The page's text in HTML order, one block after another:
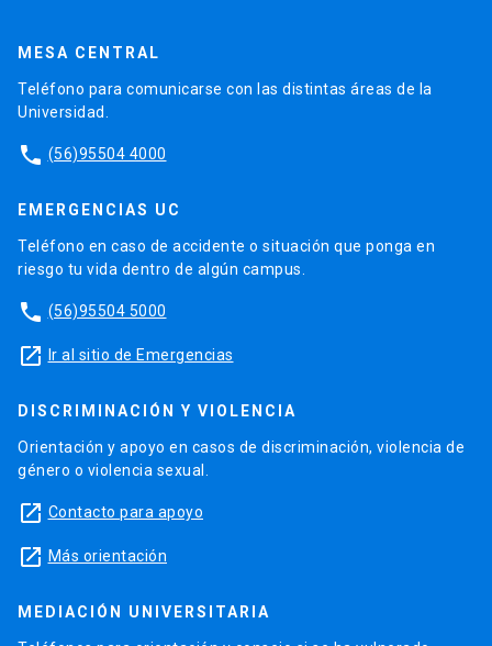
MESA CENTRAL
Teléfono para comunicarse con las distintas áreas de la
Universidad.
phone (56)95504 4000
EMERGENCIAS UC
Teléfono en caso de accidente o situación que ponga en
riesgo tu vida dentro de algún campus.
phone (56)95504 5000
launch Ir al sitio de Emergencias
DISCRIMINACIÓN Y VIOLENCIA
Orientación y apoyo en casos de discriminación, violencia de
género o violencia sexual.
launch Contacto para apoyo
launch Más orientación
MEDIACIÓN UNIVERSITARIA